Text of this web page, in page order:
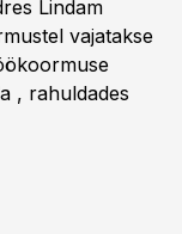
Lindam
vajatakse
, rahuldades